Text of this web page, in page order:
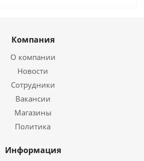
Компания
О компании
Новости
Сотрудники
Вакансии
Магазины
Политика
Информация